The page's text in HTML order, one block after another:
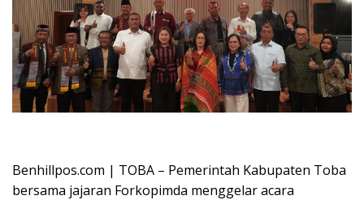
Benhillpos.com | TOBA – Pemerintah Kabupaten Toba
bersama jajaran Forkopimda menggelar acara